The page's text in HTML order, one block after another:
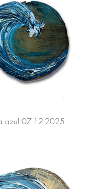
azul 07-12-2025